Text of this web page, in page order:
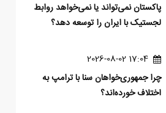
پاکستان نمی‌تواند یا نمی‌خواهد روابط
لجستیک با ایران را توسعه دهد؟
17:04 2026-08-02
چرا جمهوری‌خواهان سنا با ترامپ به
اختلاف خورده‌اند؟